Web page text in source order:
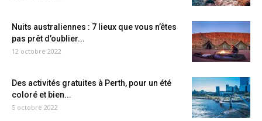
Nuits australiennes : 7 lieux que vous n’êtes
pas prêt d’oublier...
12 octobre 2022
Des activités gratuites à Perth, pour un été
coloré et bien...
5 octobre 2022